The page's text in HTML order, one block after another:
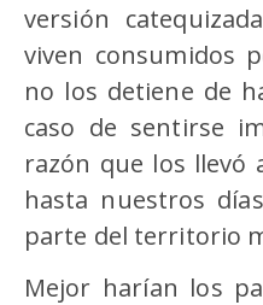
versión
viven consumidos
no los detiene de
caso de sentirse
razón que los llevó
hasta nuestros
parte del territorio
Mejor harían los